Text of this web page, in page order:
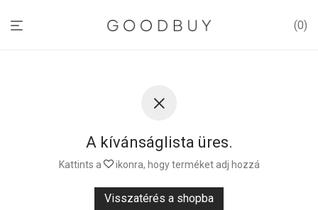
0
A kívánságlista üres.
Kattints a ikonra, hogy terméket adj hozzá
Visszatérés a shopba